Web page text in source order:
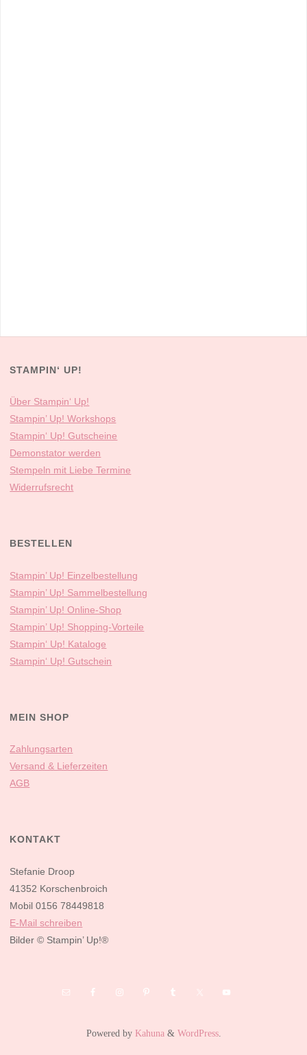
STAMPIN‘ UP!
Über Stampin‘ Up!
Stampin’ Up! Workshops
Stampin‘ Up! Gutscheine
Demonstator werden
Stempeln mit Liebe Termine
Widerrufsrecht
BESTELLEN
Stampin’ Up! Einzelbestellung
Stampin’ Up! Sammelbestellung
Stampin’ Up! Online-Shop
Stampin’ Up! Shopping-Vorteile
Stampin‘ Up! Kataloge
Stampin‘ Up! Gutschein
MEIN SHOP
Zahlungsarten
Versand & Lieferzeiten
AGB
KONTAKT
Stefanie Droop
41352 Korschenbroich
Mobil 0156 78449818
E-Mail schreiben
Bilder © Stampin’ Up!®
Powered byKahuna & WordPress.